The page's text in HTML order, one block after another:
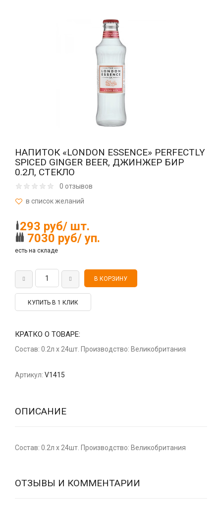
НАПИТОК «LONDON ESSENCE» PERFECTLY
SPICED GINGER BEER, ДЖИНЖЕР БИР
0.2Л, СТЕКЛО
0 отзывов
293 руб/ шт.
7030 руб/ уп.
есть на складе
КУПИТЬ В 1 КЛИК
КРАТКО О ТОВАРЕ:
Состав: 0.2л x 24шт. Производство: Великобритания
Артикул: V1415
ОПИСАНИЕ
Состав: 0.2л x 24шт. Производство: Великобритания
ОТЗЫВЫ И КОММЕНТАРИИ